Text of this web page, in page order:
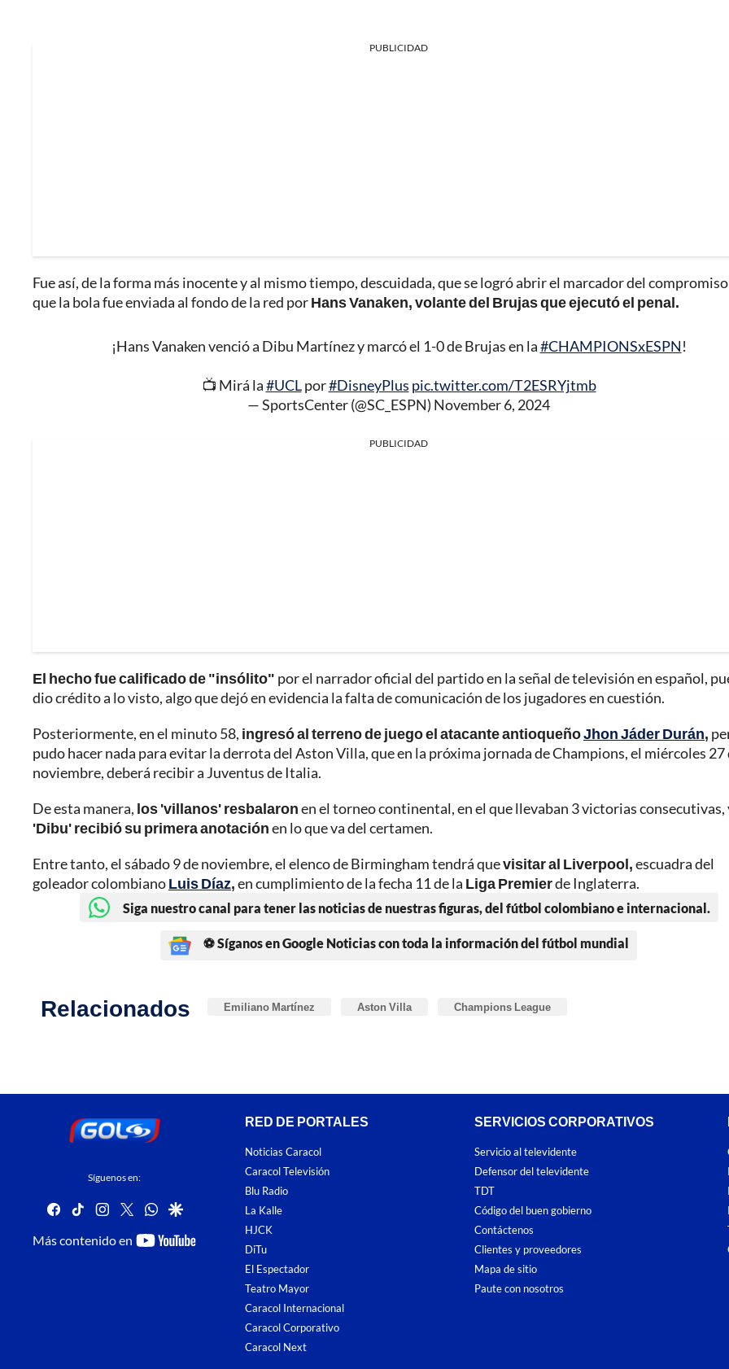
PUBLICIDAD
Fue así, de la forma más inocente y al mismo tiempo, descuidada, que se logró abrir el marcador del
que la bola fue enviada al fondo de la red porHans Vanaken, volante del Brujas que ejecutó el penal.
¡Hans Vanaken venció a Dibu Martínez y marcó el 1-0 de Brujas en la#CHAMPIONSxESPN!
📺 Mirá la#UCLpor#DisneyPlus pic.twitter.com/T2ESRYjtmb
— SportsCenter (@SC_ESPN) November 6, 2024
PUBLICIDAD
El hecho fue calificado de "insólito" por el narrador oficial del partido en la señal de televisión en español,
dio crédito a lo visto, algo que dejó en evidencia la falta de comunicación de los jugadores en cuestión.
Posteriormente, en el minuto 58, ingresó al terreno de juego el atacante antioqueñoJhon Jáder Durán,
pudo hacer nada para evitar la derrota del Aston Villa, que en la próxima jornada de Champions, el miércoles 27
noviembre, deberá recibir a Juventus de Italia.
De esta manera, los 'villanos' resbalaronen el torneo continental, en el que llevaban 3 victorias
'Dibu' recibió su primera anotaciónen lo que va del certamen.
Entre tanto, el sábado 9 de noviembre, el elenco de Birmingham tendrá quevisitar al Liverpool,escuadra del
goleador colombianoLuis Díaz,en cumplimiento de la fecha 11 de la Liga Premierde Inglaterra.
Siga nuestro canal para tener las noticias de nuestras figuras, del fútbol colombiano e internacional.
⚽ Síganos en Google Noticias con toda la información del fútbol mundial
Relacionados Emiliano Martínez Aston Villa Champions League
Síguenos en:
facebook
tiktokinstagram
twitterwhatsapp
google
Más contenido en
youtube-
RED DE PORTALES
Noticias Caracol
Caracol Televisión
Blu Radio
La Kalle
HJCK
DiTu
El Espectador
Teatro Mayor
Caracol Internacional
Caracol Corporativo
Caracol Next
SERVICIOS CORPORATIVOS
Servicio al televidente
Defensor del televidente
TDT
Código del buen gobierno
Contáctenos
Clientes y proveedores
Mapa de sitio
Paute con nosotros